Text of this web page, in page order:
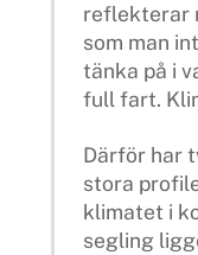
reflekterar
som man
tänka på i
full fart.
Därför har
stora
klimatet i
segling